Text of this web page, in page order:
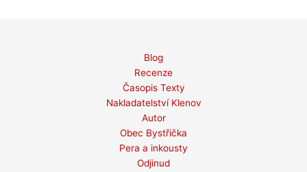
Blog
Recenze
Časopis Texty
Nakladatelství Klenov
Autor
Obec Bystřička
Pera a inkousty
Odjinud